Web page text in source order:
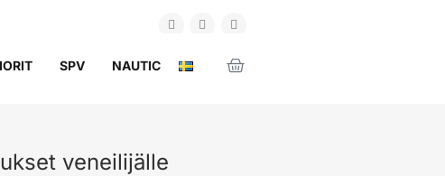
SPV NAUTIC
veneilijälle